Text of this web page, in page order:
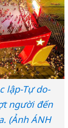
lập-Tự do-
người đến
(Ảnh ÁNH